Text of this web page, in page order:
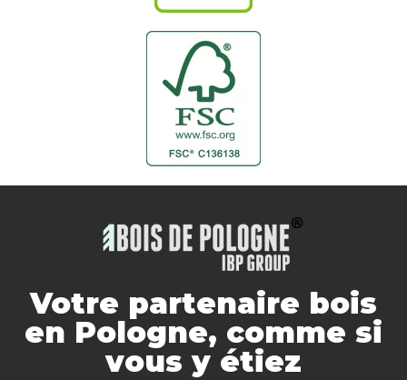
Votre partenaire bois
en Pologne, comme si
vous y étiez